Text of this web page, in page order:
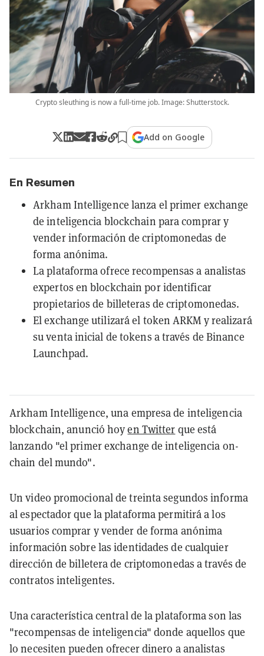
Crypto sleuthing is now a full-time job. Image: Shutterstock.
Add on Google
En Resumen
Arkham Intelligence lanza el primer exchange
de inteligencia blockchain para comprar y
vender información de criptomonedas de
forma anónima.
La plataforma ofrece recompensas a analistas
expertos en blockchain por identificar
propietarios de billeteras de criptomonedas.
El exchange utilizará el token ARKM y realizará
su venta inicial de tokens a través de Binance
Launchpad.
Arkham Intelligence, una empresa de inteligencia
blockchain, anunció hoyen Twitter que está
lanzando "el primer exchange de inteligencia on-
chain del mundo".
Un video promocional de treinta segundos informa
al espectador que la plataforma permitirá a los
usuarios comprar y vender de forma anónima
información sobre las identidades de cualquier
dirección de billetera de criptomonedas a través de
contratos inteligentes.
Una característica central de la plataforma son las
"recompensas de inteligencia" donde aquellos que
lo necesiten pueden ofrecer dinero a analistas